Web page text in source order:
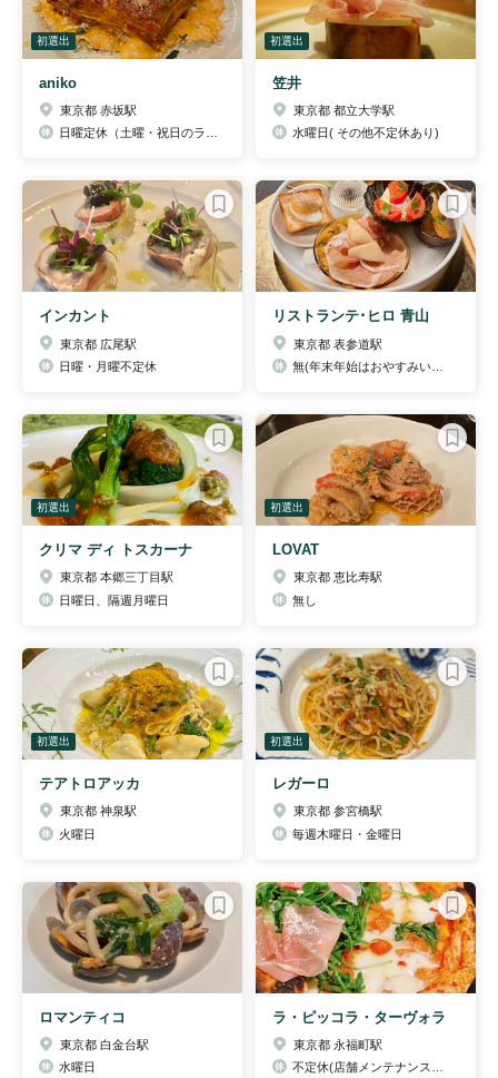
初選出
aniko
東京都 赤坂駅
初選出
笠井
東京都 都立大学駅
水曜日( その他不定休あり)
インカント
東京都 広尾駅
日曜・月曜不定休
リストランテ･ヒロ 青山
東京都 表参道駅
初選出
クリマ ディ トスカーナ
東京都 本郷三丁目駅
日曜日、隔週月曜日
初選出
LOVAT
東京都 恵比寿駅
無し
初選出
テアトロアッカ
東京都 神泉駅
火曜日
初選出
レガーロ
東京都 参宮橋駅
毎週木曜日・金曜日
ロマンティコ
東京都 白金台駅
水曜日
ラ・ピッコラ・ターヴォラ
東京都 永福町駅